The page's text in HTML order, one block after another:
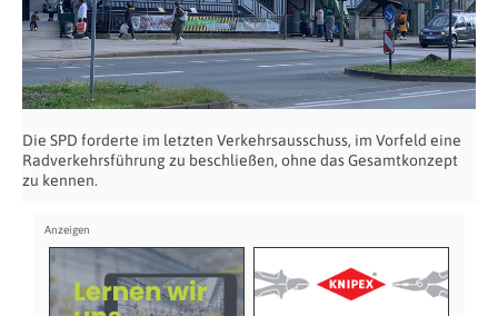
Die SPD forderte im letzten Verkehrsausschuss, im Vorfeld eine
Radverkehrsführung zu beschließen, ohne das Gesamtkonzept
zu kennen.